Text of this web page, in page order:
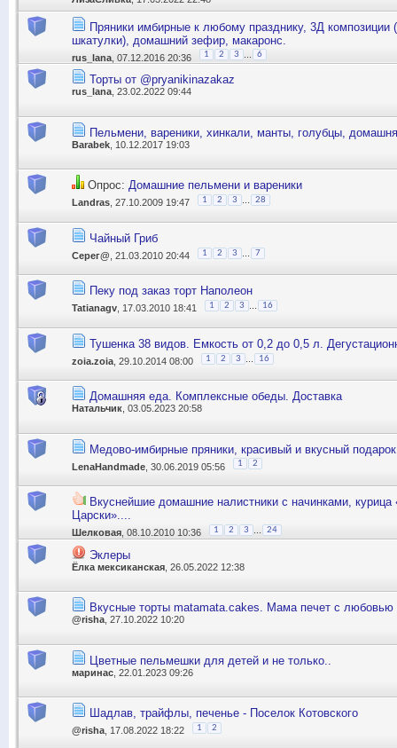
Пряники имбирные к любому празднику, 3Д композиции
шкатулки), домашний зефир, макаронс.
rus_lana , 07.12.2016 20:36 1 2 3 ... 6
Торты от @pryanikinazakaz
rus_lana, 23.02.2022 09:44
Пельмени, вареники, хинкали, манты, голубцы,
Barabek , 10.12.2017 19:03
Опрос: Домашние пельмени и вареники
Landras , 27.10.2009 19:47 1 2 3 28
Чайный Гриб
Серег@ , 21.03.2010 20:44 1 2 3 7
Пеку под заказ торт Наполеон
Tatianagv , 17.03.2010 18:41 1 2 3 16
Тушенка 38 видов. Емкость от 0,2 до 0,5 л.
zoia.zoia , 29.10.2014 08:00 1 2 3 16
Домашняя еда. Комплексные обеды. Доставка
Натальчик , 03.05.2023 20:58
Медово-имбирные пряники, красивый и вкусный
LenaHandmade , 30.06.2019 05:56 1 2
Вкуснейшие домашние налистники с начинками, курица
Царски»....
Шелковая , 08.10.2010 10:36 1 2 3 24
Эклеры
Ёлка мексиканская , 26.05.2022 12:38
Вкусные торты matamata.cakes. Мама печет с
@risha , 27.10.2022 10:20
Цветные пельмешки для детей и не только..
маринас , 22.01.2023 09:26
Шадлав, трайфлы, печенье - Поселок Котовского
@risha , 17.08.2022 18:22 1 2